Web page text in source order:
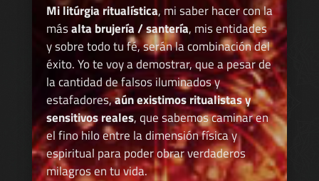
Mi litúrgia ritualística, mi saber hacer con la
másalta brujería / santería, mis entidades
y sobre todo tu fé, serán la combinación del
éxito. Yo te voy a demostrar, que a pesar de
la cantidad de falsos iluminados y
estafadores,aún existimos ritualistas y
sensitivos reales, que sabemos caminar en
el fino hilo entre la dimensión física y
espiritual para poder obrar verdaderos
milagros en tu vida.